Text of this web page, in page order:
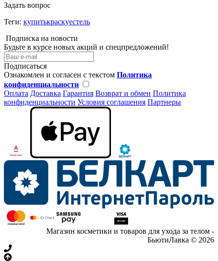
Задать вопрос
Теги: купитькраскуестель
Подписка на новости
Будьте в курсе новых акций и спецпредложений!
Подписаться
Ознакомлен и согласен с текстом Политика
конфиденциальности
Оплата Доставка Гарантия Возврат и обмен Политика
конфиденциальности Условия соглашения Партнеры
Магазин косметики и товаров для ухода за телом -
БьютиЛавка © 2026